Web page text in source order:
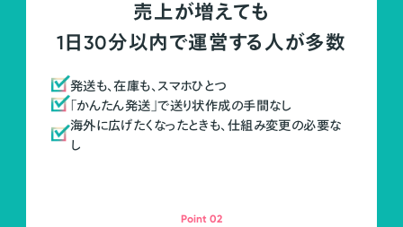
売上が増えても
1日30分以内で運営する人が多数
発送も、在庫も、スマホひとつ
「かんたん発送」で送り状作成の手間なし
海外に広げたくなったときも、仕組み変更の必要な
し
Point 02